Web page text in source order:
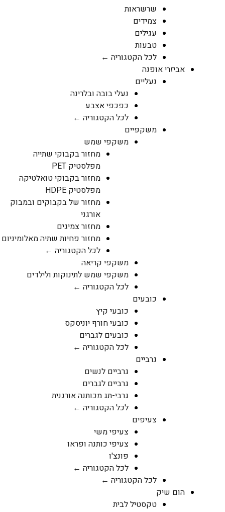
שרשראות
צמידים
עגילים
טבעות
לכל הקטגוריה ←
אביזרי אופנה
נעליים
נעלי בובה ובלרינה
כפכפי אצבע
לכל הקטגוריה ←
משקפיים
משקפי שמש
מחזור בקבוקי שתייה
מפלסטיק PET
מחזור בקבוקי טואלטיקה
מפלסטיק HDPE
מחזור של בקבוקים ובמבוק
אורגני
מחזור צמיגים
מחזור פחיות שתיה מאלומיניום
לכל הקטגוריה ←
משקפי קריאה
משקפי שמש לתינוקות ולילדים
לכל הקטגוריה ←
כובעים
כובעי קיץ
כובעי חורף יוניסקס
כובעים לגברים
לכל הקטגוריה ←
גרביים
גרביים לנשים
גרביים לגברים
גרבי-תג מכותנה אורגנית
לכל הקטגוריה ←
צעיפים
צעיפי משי
צעיפי כותנה ופראו
פונצ'ו
לכל הקטגוריה ←
לכל הקטגוריה ←
הום שיק
טקסטיל לבית